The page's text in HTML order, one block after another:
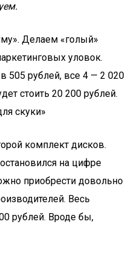
Делаем «голый»
уловок.
505 рублей, все 4 — 2 020
стоить 20 200 рублей.
скуки»
комплект дисков.
на цифре
приобрести довольно
Весь
рублей. Вроде бы,